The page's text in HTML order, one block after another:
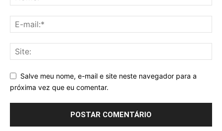
Salve meu nome, e-mail e site neste navegador para a
próxima vez que eu comentar.